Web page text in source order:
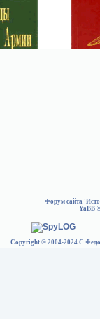
Форум сайта
YaBB
Copyright © 2004-2024